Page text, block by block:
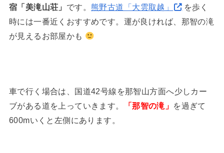
宿「美滝山荘」 です。 熊野古道「大雲取越」
を歩く
時には一番近くおすすめです。運が良ければ、那智の滝
が見えるお部屋かも
車で行く場合は、国道42号線を那智山方面へ少しカー
ブがある道を上っていきます。
「那智の滝」 を過ぎて
600mいくと左側にあります。